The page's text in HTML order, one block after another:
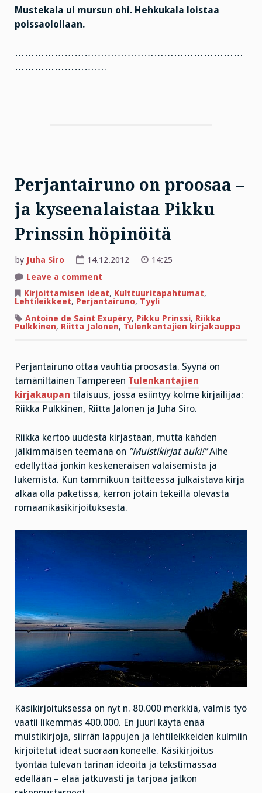
Mustekala ui mursun ohi. Hehkukala loistaa
poissaolollaan.
……………………………………………………………
……………………….
Perjantairuno on proosaa –
ja kyseenalaistaa Pikku
Prinssin höpinöitä
by Juha Siro 14.12.2012
14:25
Leave a comment
on
proosaa
ja
kyseenalaistaa
Pikku
Kirjoittamisen ideat, Kulttuuritapahtumat,
Lehtileikkeet, Perjantairuno, Tyyli
Antoine de Saint Exupéry, Pikku Prinssi, Riikka
Pulkkinen, Riitta Jalonen, Tulenkantajien kirjakauppa
Perjantairuno ottaa vauhtia proosasta. Syynä on
tämäniltainen Tampereen Tulenkantajien
kirjakaupan tilaisuus, jossa esiintyy kolme kirjailijaa:
Riikka Pulkkinen, Riitta Jalonen ja Juha Siro.
Riikka kertoo uudesta kirjastaan, mutta kahden
jälkimmäisen teemana on ”Muistikirjat auki!”Aihe
edellyttää jonkin keskeneräisen valaisemista ja
lukemista. Kun tammikuun taitteessa julkaistava kirja
alkaa olla paketissa, kerron jotain tekeillä olevasta
romaanikäsikirjoituksesta.
Käsikirjoituksessa on nyt n. 80.000 merkkiä, valmis työ
vaatii likemmäs 400.000. En juuri käytä enää
muistikirjoja, siirrän lappujen ja lehtileikkeiden kulmiin
kirjoitetut ideat suoraan koneelle. Käsikirjoitus
työntää tulevan tarinan ideoita ja tekstimassaa
edellään – elää jatkuvasti ja tarjoaa jatkon